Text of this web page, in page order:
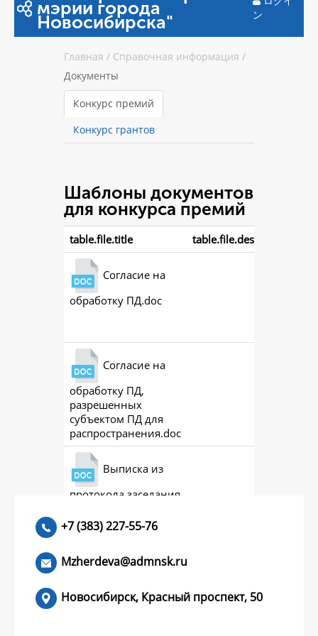
мэрии города
Новосибирска"
ン
Главная / Справочная информация /
Документы
Конкурс премий
Конкурс грантов
Шаблоны документов
для конкурса премий
table.file.title table.file.description
Согласие на
обработку ПД.doc
Согласие на
обработку ПД,
разрешенных
субъектом ПД для
распространения.doc
Выписка из
протокола заседания
+7 (383) 227-55-76
Mzherdeva@admnsk.ru
Новосибирск, Красный проспект, 50